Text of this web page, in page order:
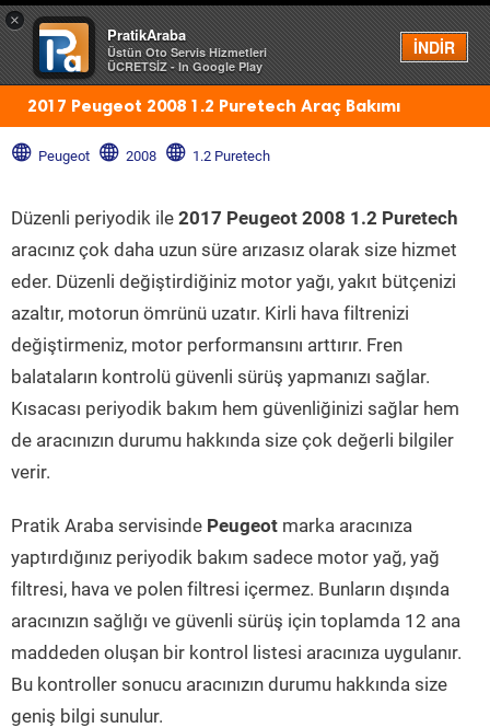
×
PratikAraba
Üstün Oto Servis Hizmetleri
ÜCRETSİZ - In Google Play
İNDİR
Menü
2017 Peugeot 2008 1.2 Puretech Araç Bakımı
Peugeot 2008 1.2 Puretech
Düzenli periyodik ile 2017 Peugeot 2008 1.2 Puretech
aracınız çok daha uzun süre arızasız olarak size hizmet
eder. Düzenli değiştirdiğiniz motor yağı, yakıt bütçenizi
azaltır, motorun ömrünü uzatır. Kirli hava filtrenizi
değiştirmeniz, motor performansını arttırır. Fren
balataların kontrolü güvenli sürüş yapmanızı sağlar.
Kısacası periyodik bakım hem güvenliğinizi sağlar hem
de aracınızın durumu hakkında size çok değerli bilgiler
verir.
Pratik Araba servisinde Peugeot marka aracınıza
yaptırdığınız periyodik bakım sadece motor yağ, yağ
filtresi, hava ve polen filtresi içermez. Bunların dışında
aracınızın sağlığı ve güvenli sürüş için toplamda 12 ana
maddeden oluşan bir kontrol listesi aracınıza uygulanır.
Bu kontroller sonucu aracınızın durumu hakkında size
geniş bilgi sunulur.